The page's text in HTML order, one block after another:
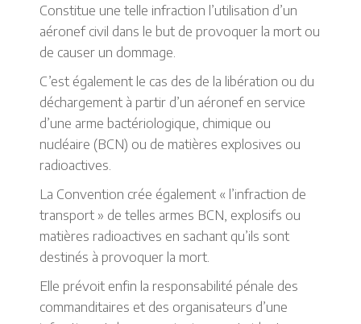
Constitue une telle infraction l’utilisation d’un
aéronef civil dans le but de provoquer la mort ou
de causer un dommage.
C’est également le cas des de la libération ou du
déchargement à partir d’un aéronef en service
d’une arme bactériologique, chimique ou
nucléaire (BCN) ou de matières explosives ou
radioactives.
La Convention crée également « l’infraction de
transport » de telles armes BCN, explosifs ou
matières radioactives en sachant qu’ils sont
destinés à provoquer la mort.
Elle prévoit enfin la responsabilité pénale des
commanditaires et des organisateurs d’une